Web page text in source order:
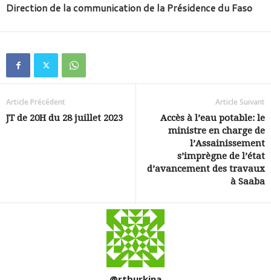
Direction de la communication de la Présidence du Faso
Article Précédent
JT de 20H du 28 juillet 2023
Article Suivant
Accès à l’eau potable: le
ministre en charge de
l’Assainissement
s’imprègne de l’état
d’avancement des travaux
à Saaba